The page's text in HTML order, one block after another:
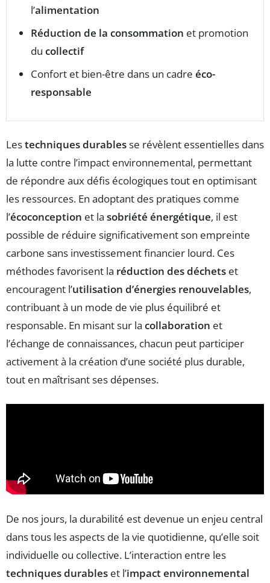
l’alimentation
Réduction de la consommation et promotion
du collectif
Confort et bien-être dans un cadre éco-
responsable
Lestechniques durablesse révèlent essentielles dans
la lutte contre l’impact environnemental, permettant
de répondre aux défis écologiques tout en optimisant
les ressources. En adoptant des pratiques comme
l’écoconception et la sobriété énergétique, il est
possible de réduire significativement son empreinte
carbone sans investissement financier lourd. Ces
méthodes favorisent la réduction des déchets et
encouragent l’utilisation d’énergies renouvelables,
contribuant à un mode de vie plus équilibré et
responsable. En misant sur la collaboration et
l’échange de connaissances, chacun peut participer
activement à la création d’une société plus durable,
tout en maîtrisant ses dépenses.
De nos jours, la durabilité est devenue un enjeu central
dans tous les aspects de la vie quotidienne, qu’elle soit
individuelle ou collective. L’interaction entre les
techniques durables et l’impact environnemental